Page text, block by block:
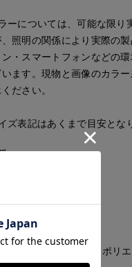
平
162cm
157
ーについては、可能な限り
照明の関係により実際の
ン・スマートフォンなどの
います。現物と画像のカラ
ださい。
ズ表記はあくまで目安とな
リティ
繊維(セルロース)74% ポリ